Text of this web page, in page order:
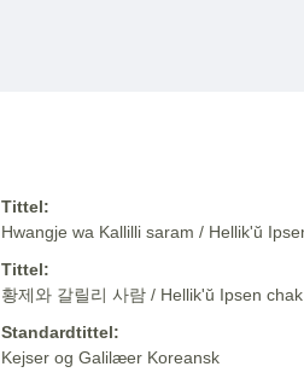
Tittel:
Hwangje wa Kallilli saram / Hellik'ŭ
Tittel:
황제와 갈릴리 사람 / Hellik'ŭ Ipsen
Standardtittel:
Kejser og Galilæer Koreansk